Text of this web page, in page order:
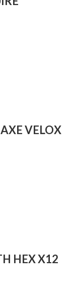
VELOX
HEX X12